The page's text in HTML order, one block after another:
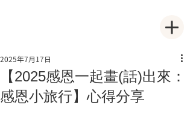
【2025感恩一起畫(話)出來：
感恩小旅行】心得分享
2025年7月17日